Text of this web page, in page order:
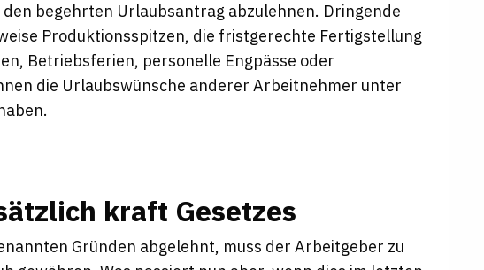
begehrten Urlaubsantrag abzulehnen. Dringende
Produktionsspitzen, die fristgerechte Fertigstellung
Betriebsferien, personelle Engpässe oder
die Urlaubswünsche anderer Arbeitnehmer unter
kraft Gesetzes
Gründen abgelehnt, muss der Arbeitgeber zu